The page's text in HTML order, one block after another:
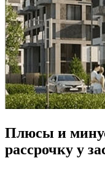
Плюсы и
рассрочку у